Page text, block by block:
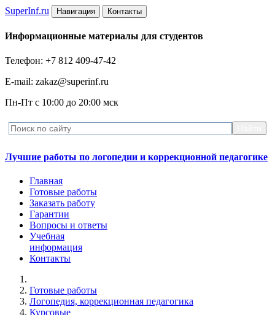
SuperInf.ru Навигация Контакты
Информационные материалы для студентов
Телефон: +7 812 409-47-42
E-mail: zakaz@superinf.ru
Пн-Пт с 10:00 до 20:00 мск
Лучшие работы по логопедии и коррекционной педагогике
Главная
Готовые работы
Заказать работу
Гарантии
Вопросы и ответы
Учебная
информация
Контакты
Готовые работы
Логопедия, коррекционная педагогика
Курсовые